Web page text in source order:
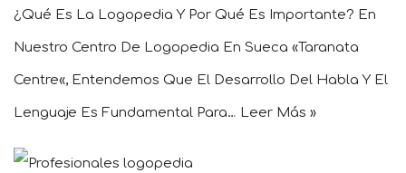
¿Qué Es La Logopedia Y Por Qué Es Importante? En
Nuestro Centro De Logopedia En Sueca «Taranata
Centre«, Entendemos Que El Desarrollo Del Habla Y El
Lenguaje Es Fundamental Para… Leer Más »